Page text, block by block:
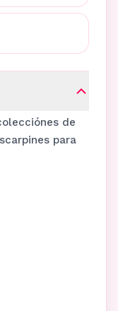
de
para